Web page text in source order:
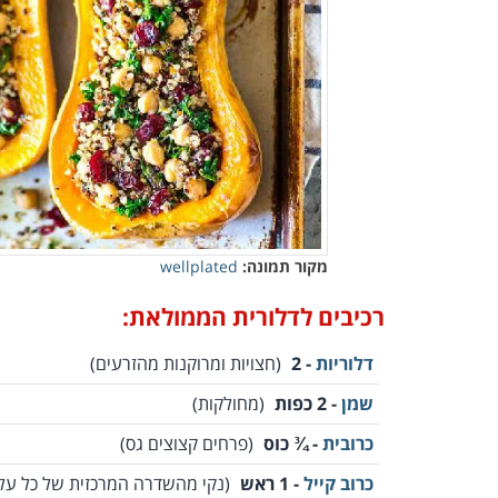
מקור תמונה: wellplated
רכיבים לדלורית הממולאת:
דלוריות- 2
(חצויות ומרוקנות מהזרעים)
שמן- 2 כפות
(מחולקות)
כרובית- ¾ כוס (פרחים קצוצים גס)
כרוב קייל- 1 ראש (נקי מהשדרה המרכזית של כל